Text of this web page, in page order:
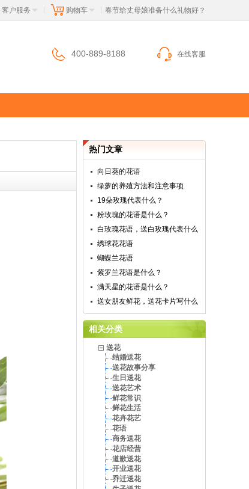
客户服务 购物车 春节给丈母娘准备什么礼物好？
400-889-8188 在线客服
热门文章
向日葵的花语
绿萝的养殖方法和注意事项
19朵玫瑰代表什么？
粉玫瑰的花语是什么？
白玫瑰花语，送白玫瑰代表什么
绣球花花语
蝴蝶兰花语
紫罗兰花语是什么？
满天星的花语是什么？
送女朋友鲜花，送花卡片写什么
相关分类
送花
结婚送花
送花故事分享
生日送花
送花艺术
鲜花常识
鲜花生活
花卉花艺
花语
商务送花
花店经营
道歉送花
开业送花
乔迁送花